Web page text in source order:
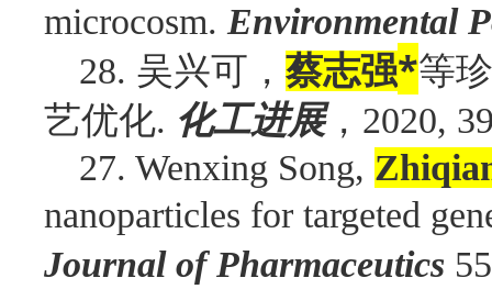
microcosm. Environmental
28. 吴兴可， 蔡志强*等
艺优化. 化工进展， 2020,
27. Wenxing Song,
nanoparticles for targeted
Journal of Pharmaceutics